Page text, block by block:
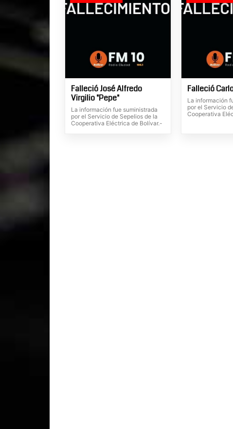
Falleció José Alfredo
Virgilio "Pepe"
La información fue suministrada
por el Servicio de Sepelios de la
Cooperativa Eléctrica de Bolívar.-
Falleció
La información
por el Servicio
Cooperativa